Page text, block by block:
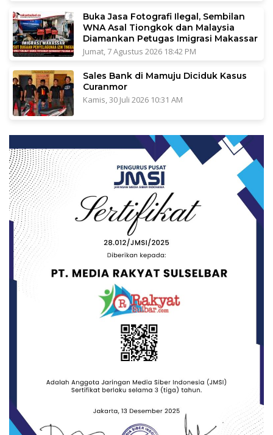
Buka Jasa Fotografi Ilegal, Sembilan
WNA Asal Tiongkok dan Malaysia
Diamankan Petugas Imigrasi Makassar
Jumat, 7 Agustus 2026 18:42 PM
Sales Bank di Mamuju Diciduk Kasus
Curanmor
Kamis, 30 Juli 2026 10:31 AM